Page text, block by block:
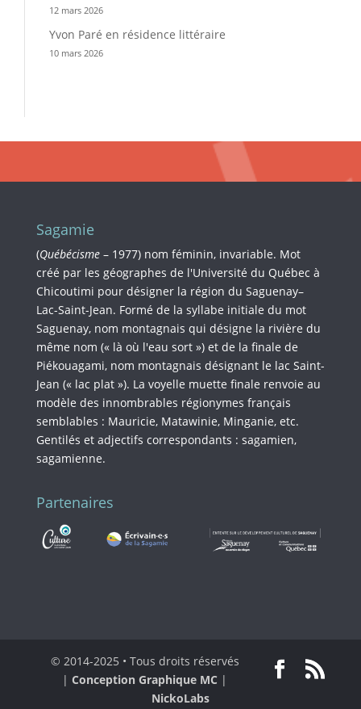
12 mars 2026
Yvon Paré en résidence littéraire
10 mars 2026
Sagamie
(Québécisme – 1977) nom féminin, invariable. Mot
créé par les géographes de l'Université du Québec à
Chicoutimi pour désigner la région du Saguenay–
Lac-Saint-Jean. Formé de la syllabe initiale du mot
Saguenay, nom montagnais qui désigne la rivière du
même nom (« là où l'eau sort ») et de la finale de
Piékouagami, nom montagnais désignant le lac Saint-
Jean (« lac plat »). La voyelle muette finale renvoie au
modèle des innombrables régionymes français
semblables : Mauricie, Matawinie, Minganie, etc.
Gentilés et adjectifs correspondants : sagamien,
sagamienne.
Partenaires
© 2014-2025 • Tous droits réservés
|Conception Graphique MC |
NickoLabs